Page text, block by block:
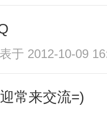
于 2012-10-09
常来交流=)